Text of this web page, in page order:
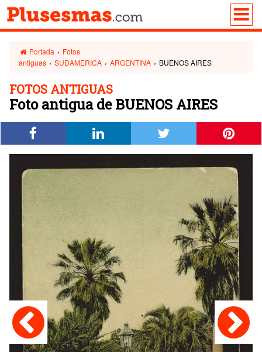
Portada › Fotos
antiguas › SUDAMERICA › ARGENTINA › BUENOS AIRES
FOTOS ANTIGUAS
Foto antigua de BUENOS AIRES